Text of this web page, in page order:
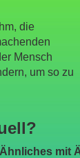
die
Mensch
um so zu
mit